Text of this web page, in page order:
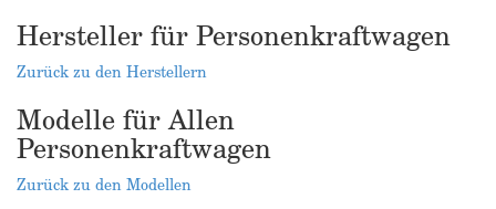
Hersteller für Personenkraftwagen
Zurück zu den Herstellern
Modelle für Allen
Personenkraftwagen
Zurück zu den Modellen